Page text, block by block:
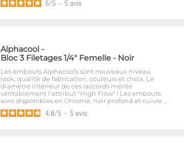
5/5 - 5 avis
Alphacool -
Bloc 3 Filetages 1/4" Femelle - Noir
Les embouts Alphacools sont nouveaux niveau
look, qualité de fabrication, couleurs et choix. Le
diamètre intérieur de ces raccords mérite
véritablement l'attribut "High Flow" ! Les embouts
sont disponibles en Chrome, noir profond et cuivre. …
4.8/5 - 5 avis